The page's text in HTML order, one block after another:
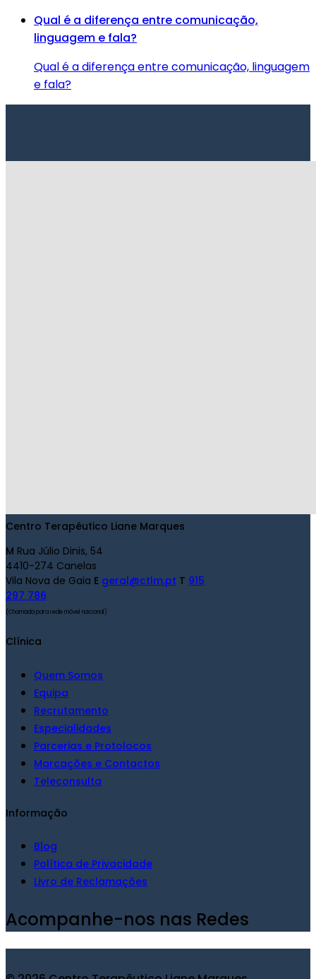
Qual é a diferença entre comunicação,
linguagem e fala?
Qual é a diferença entre comunicação, linguagem
e fala?
Centro Terapêutico Liane Marques
M Rua Júlio Dinis, 54
4410-274 Canelas
Vila Nova de Gaia E geral@ctlm.pt T 915
297 786
(Chamada para rede móvel nacional)
Clínica
Quem Somos
Equipa
Recrutamento
Especialidades
Parcerias e Protolocos
Marcações e Contactos
Teleconsulta
Informação
Blog
Política de Privacidade
Livro de Reclamações
Acompanhe-nos nas Redes